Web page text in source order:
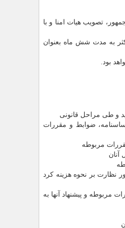
تصویب هیات امنا و با
به مدت شش ماه بعنوان
ضوابط و مقررات
نظارت بر نحوه هزینه کرد
مربوطه و پیشنهاد آنها به